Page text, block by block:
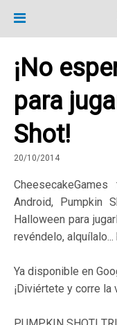
¡No
para
Shot!
20/10/2014
Android, Pumpkin
Halloween para
revéndelo,
Ya disponible en
¡Diviértete y corre la